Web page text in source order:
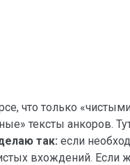
что только
тексты анкоров.
так: если
вхождений. Если